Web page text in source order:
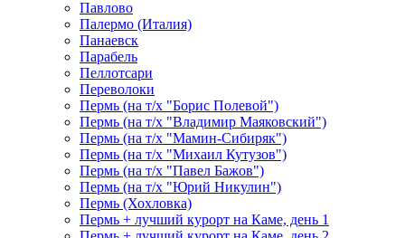
Павлово
Палермо (Италия)
Панаевск
Парабель
Пеллотсари
Переволоки
Пермь (на т/х "Борис Полевой")
Пермь (на т/х "Владимир Маяковский")
Пермь (на т/х "Мамин-Сибиряк")
Пермь (на т/х "Михаил Кутузов")
Пермь (на т/х "Павел Бажов")
Пермь (на т/х "Юрий Никулин")
Пермь (Хохловка)
Пермь + лучший курорт на Каме, день 1